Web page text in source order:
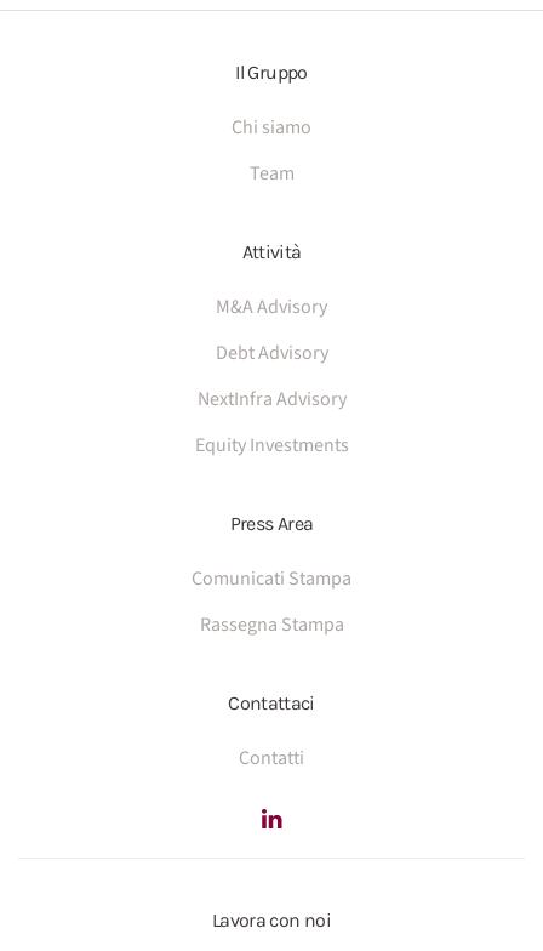
Il Gruppo
Chi siamo
Team
Attività
M&A Advisory
Debt Advisory
NextInfra Advisory
Equity Investments
Press Area
Comunicati Stampa
Rassegna Stampa
Contattaci
Contatti
Lavora con noi